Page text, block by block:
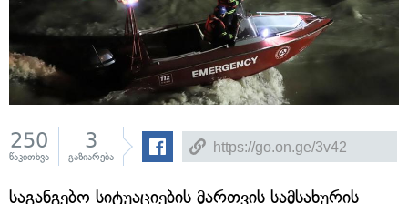
250
წაკითხვა
3
გაზიარება
საგანგებო სიტუაციების მართვის სამსახურის